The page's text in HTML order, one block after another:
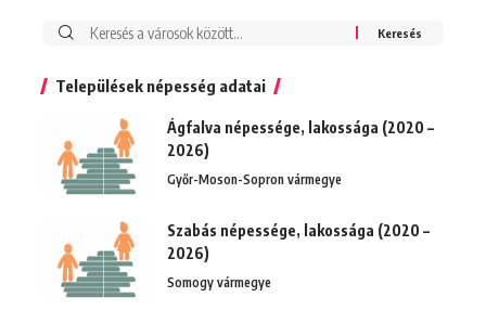
Keresés:
Települések népesség adatai
Ágfalva népessége, lakossága (2020 –
2026)
Győr-Moson-Sopron vármegye
Szabás népessége, lakossága (2020 –
2026)
Somogy vármegye